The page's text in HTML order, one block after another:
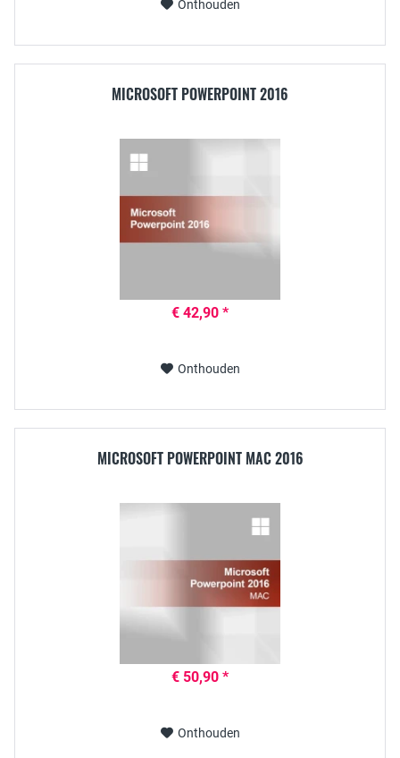
Onthouden
MICROSOFT POWERPOINT 2016
€ 42,90 *
Onthouden
MICROSOFT POWERPOINT MAC 2016
€ 50,90 *
Onthouden